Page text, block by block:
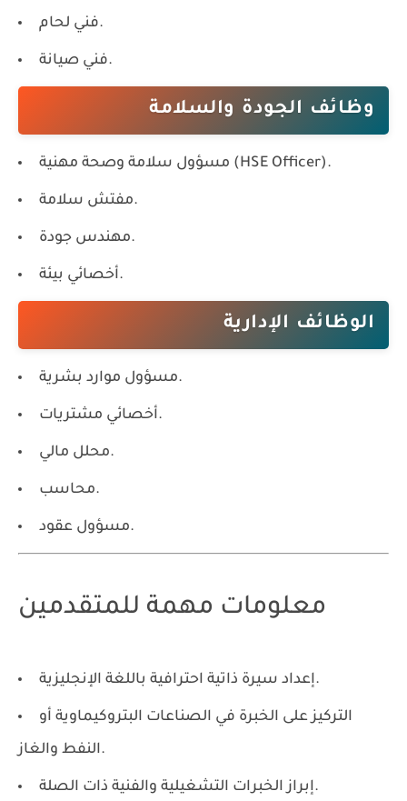
فني لحام.
فني صيانة.
وظائف الجودة والسلامة
مسؤول سلامة وصحة مهنية (HSE Officer).
مفتش سلامة.
مهندس جودة.
أخصائي بيئة.
الوظائف الإدارية
مسؤول موارد بشرية.
أخصائي مشتريات.
محلل مالي.
محاسب.
مسؤول عقود.
معلومات مهمة للمتقدمين
إعداد سيرة ذاتية احترافية باللغة الإنجليزية.
التركيز على الخبرة في الصناعات البتروكيماوية أو
النفط والغاز.
إبراز الخبرات التشغيلية والفنية ذات الصلة.